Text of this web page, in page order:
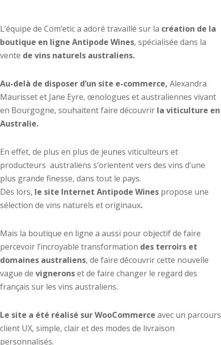
L’équipe de Com’etic a adoré travaillé sur la création de la
boutique en ligne Antipode Wines, spécialisée dans la
vente de vins naturels australiens.
Au-delà de disposer d’un site e-commerce, Alexandra
Maurisset et Jane Eyre, œnologues et australiennes vivant
en Bourgogne, souhaitent faire découvrir la viticulture en
Australie.
En effet, de plus en plus de jeunes viticulteurs et
producteurs australiens s’orientent vers des vins d’une
plus grande finesse, dans tout le pays.
Dès lors, le site Internet Antipode Wines propose une
sélection de vins naturels et originaux.
Mais la boutique en ligne a aussi pour objectif de faire
percevoir l’incroyable transformation des terroirs et
domaines australiens, de faire découvrir cette nouvelle
vague de vigneronset de faire changer le regard des
français sur les vins australiens.
Le site a été réalisé sur WooCommerce avec un parcours
client UX, simple, clair et des modes de livraison
personnalisés.